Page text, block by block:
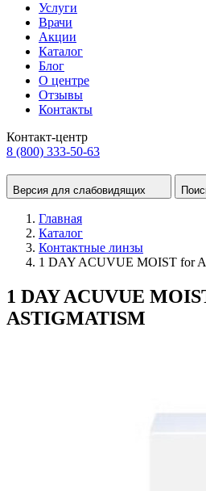
Услуги
Врачи
Акции
Каталог
Блог
О центре
Отзывы
Контакты
Контакт-центр
8 (800) 333-50-63
Версия для слабовидящих
Главная
Каталог
Контактные линзы
1 DAY ACUVUE MOIST for
1 DAY ACUVUE
ASTIGMATISM